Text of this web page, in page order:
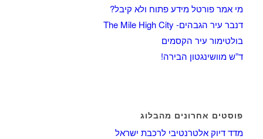
מי אמר פורטל מידע פתוח ולא קיבל?
דנבר עיר הגבהים- The Mile High City
בולטימור עיר הקסמים
ד”ש מוושינגטון הבירה!
פוסטים אחרונים מהבלוג
מדד דיוק אלטרנטיבי לרכבת ישראל